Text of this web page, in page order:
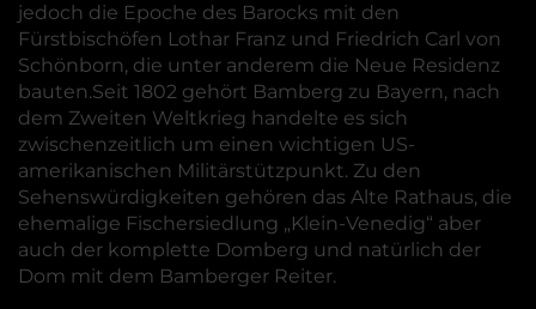
jedoch die Epoche des Barocks mit den
Fürstbischöfen Lothar Franz und Friedrich Carl von
Schönborn, die unter anderem die Neue Residenz
bauten.Seit 1802 gehört Bamberg zu Bayern, nach
dem Zweiten Weltkrieg handelte es sich
zwischenzeitlich um einen wichtigen US-
amerikanischen Militärstützpunkt. Zu den
Sehenswürdigkeiten gehören das Alte Rathaus, die
ehemalige Fischersiedlung „Klein-Venedig“ aber
auch der komplette Domberg und natürlich der
Dom mit dem Bamberger Reiter.